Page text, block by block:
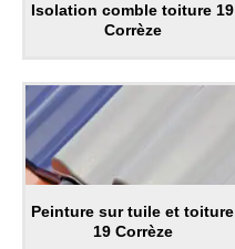
Isolation comble toiture 19
Corrèze
Peinture sur tuile et toiture
19 Corrèze